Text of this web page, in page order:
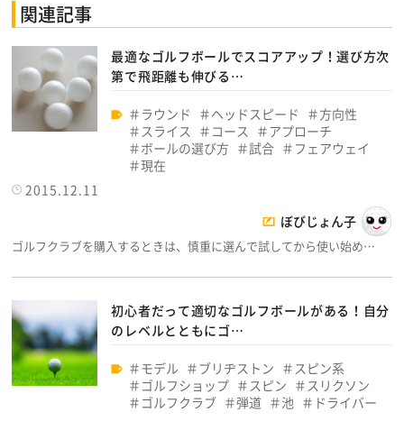
関連記事
最適なゴルフボールでスコアアップ！選び方次
第で飛距離も伸びる…
ラウンド ヘッドスピード
方向性
スライス
コース
アプローチ
ボールの選び方
試合
フェアウェイ
現在
2015.12.11
ぼびじょん子
ゴルフクラブを購入するときは、慎重に選んで試してから使い始め…
初心者だって適切なゴルフボールがある！自分
のレベルとともにゴ…
モデル ブリヂストン
スピン系
ゴルフショップ
スピン
スリクソン
ゴルフクラブ
弾道 池
ドライバー